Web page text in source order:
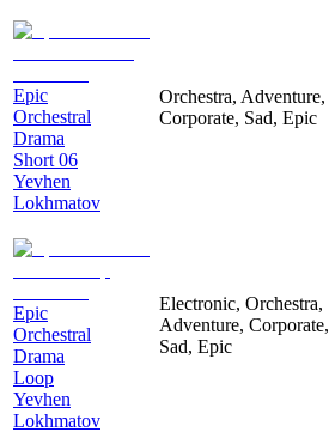
Epic
Orchestral
Drama
Short 06
Yevhen
Lokhmatov
Orchestra, Adventure,
Corporate, Sad, Epic
Epic
Orchestral
Drama
Loop
Yevhen
Lokhmatov
Electronic, Orchestra,
Adventure, Corporate,
Sad, Epic